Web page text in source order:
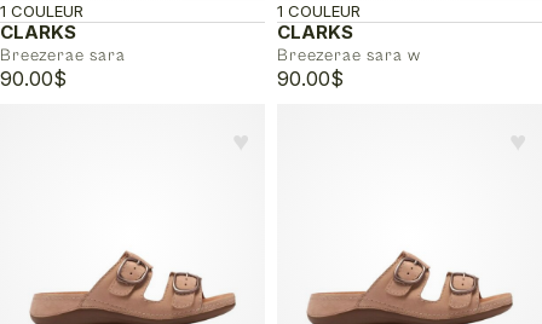
CLARKS
Breezerae sara
1 COULEUR
90.00$
CLARKS
Breezerae sara w
1 COULEUR
90.00$
♥︎ ♥︎